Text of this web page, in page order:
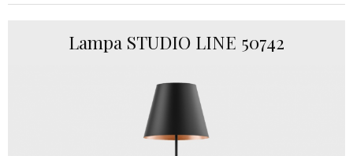
Lampa STUDIO LINE 50742